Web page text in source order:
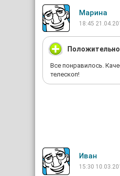
Марина
18:45
Все понравилось.
телескоп!
Иван
15:30